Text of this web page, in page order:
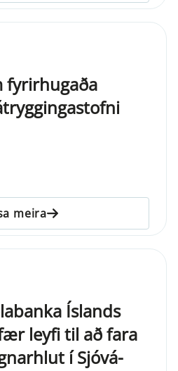
fyrirhugaða
meira
Íslands
leyfi til að fara
í Sjóvá-